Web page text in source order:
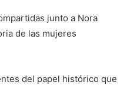
junto a Nora
de las mujeres
del papel histórico que